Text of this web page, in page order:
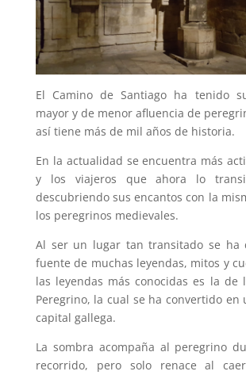
El Camino de Santiago ha tenido
mayor y de menor afluencia de
así tiene más de mil años de historia.
En la actualidad se encuentra más
y los viajeros que ahora lo
descubriendo sus encantos con la
los peregrinos medievales.
Al ser un lugar tan transitado se ha
fuente de muchas leyendas, mitos y
las leyendas más conocidas es la de
Peregrino, la cual se ha convertido en
capital gallega.
La sombra acompaña al peregrino
recorrido, pero solo renace al